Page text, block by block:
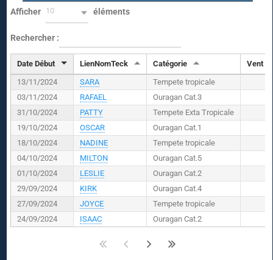
Afficher 10 éléments
Rechercher :
Date Début LienNomTeck Catégorie Vent (
13/11/2024
SARA
Tempete tropicale
03/11/2024
RAFAEL
Ouragan Cat.3
31/10/2024
PATTY
Tempete Exta Tropicale
19/10/2024
OSCAR
Ouragan Cat.1
18/10/2024
NADINE
Tempete tropicale
04/10/2024
MILTON
Ouragan Cat.5
01/10/2024
LESLIE
Ouragan Cat.2
29/09/2024
KIRK
Ouragan Cat.4
27/09/2024
JOYCE
Tempete tropicale
24/09/2024
ISAAC Ouragan Cat.2